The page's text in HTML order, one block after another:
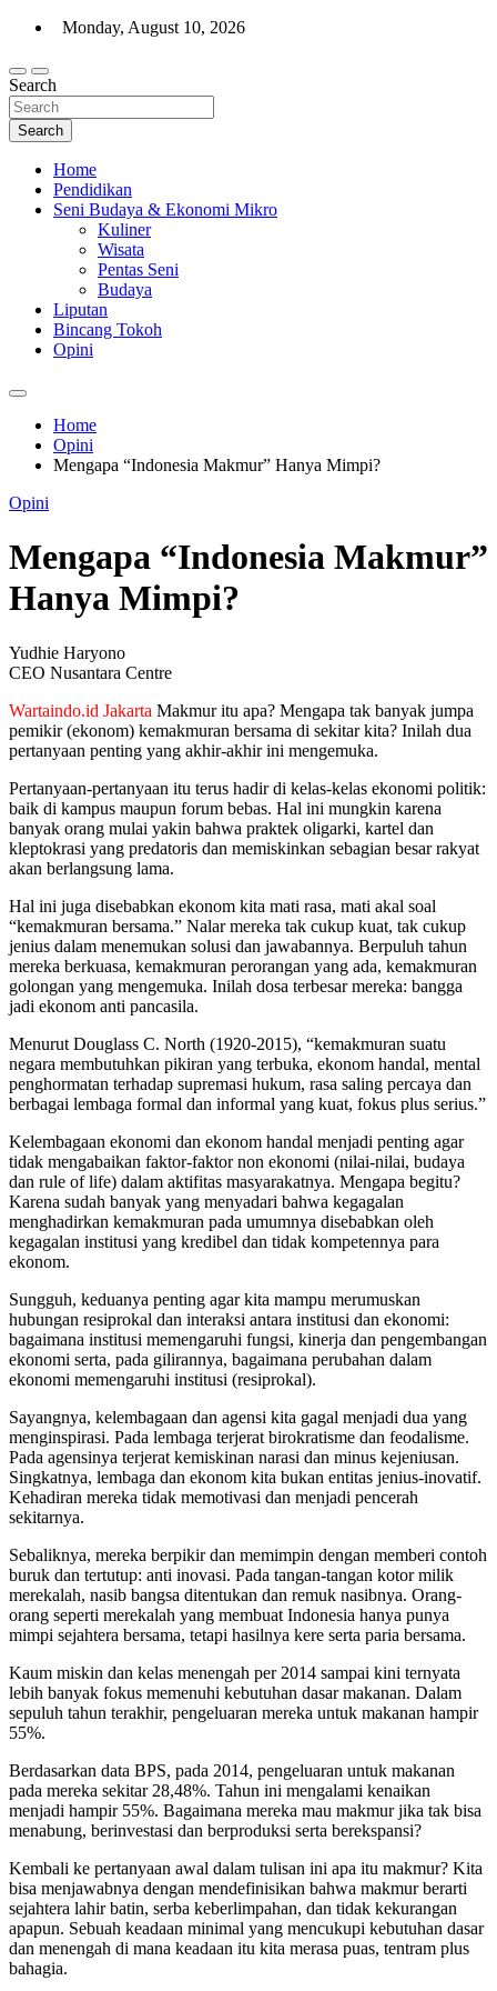
Skip
content
Monday, August 10, 2026
Warta Indo
Search
Search
Home
Pendidikan
Seni Budaya & Ekonomi Mikro
Kuliner
Wisata
Pentas Seni
Budaya
Liputan
Bincang Tokoh
Opini
Home
Opini
Mengapa “Indonesia Makmur” Hanya Mimpi?
Opini
Mengapa “Indonesia Makmur”
Hanya Mimpi?
Yudhie Haryono
CEO Nusantara Centre
Wartaindo.id Jakarta Makmur itu apa? Mengapa tak banyak jumpa
pemikir (ekonom) kemakmuran bersama di sekitar kita? Inilah dua
pertanyaan penting yang akhir-akhir ini mengemuka.
Pertanyaan-pertanyaan itu terus hadir di kelas-kelas ekonomi politik:
baik di kampus maupun forum bebas. Hal ini mungkin karena
banyak orang mulai yakin bahwa praktek oligarki, kartel dan
kleptokrasi yang predatoris dan memiskinkan sebagian besar rakyat
akan berlangsung lama.
Hal ini juga disebabkan ekonom kita mati rasa, mati akal soal
“kemakmuran bersama.” Nalar mereka tak cukup kuat, tak cukup
jenius dalam menemukan solusi dan jawabannya. Berpuluh tahun
mereka berkuasa, kemakmuran perorangan yang ada, kemakmuran
golongan yang mengemuka. Inilah dosa terbesar mereka: bangga
jadi ekonom anti pancasila.
Menurut Douglass C. North (1920-2015), “kemakmuran suatu
negara membutuhkan pikiran yang terbuka, ekonom handal, mental
penghormatan terhadap supremasi hukum, rasa saling percaya dan
berbagai lembaga formal dan informal yang kuat, fokus plus serius.”
Kelembagaan ekonomi dan ekonom handal menjadi penting agar
tidak mengabaikan faktor-faktor non ekonomi (nilai-nilai, budaya
dan rule of life) dalam aktifitas masyarakatnya. Mengapa begitu?
Karena sudah banyak yang menyadari bahwa kegagalan
menghadirkan kemakmuran pada umumnya disebabkan oleh
kegagalan institusi yang kredibel dan tidak kompetennya para
ekonom.
Sungguh, keduanya penting agar kita mampu merumuskan
hubungan resiprokal dan interaksi antara institusi dan ekonomi:
bagaimana institusi memengaruhi fungsi, kinerja dan pengembangan
ekonomi serta, pada gilirannya, bagaimana perubahan dalam
ekonomi memengaruhi institusi (resiprokal).
Sayangnya, kelembagaan dan agensi kita gagal menjadi dua yang
menginspirasi. Pada lembaga terjerat birokratisme dan feodalisme.
Pada agensinya terjerat kemiskinan narasi dan minus kejeniusan.
Singkatnya, lembaga dan ekonom kita bukan entitas jenius-inovatif.
Kehadiran mereka tidak memotivasi dan menjadi pencerah
sekitarnya.
Sebaliknya, mereka berpikir dan memimpin dengan memberi contoh
buruk dan tertutup: anti inovasi. Pada tangan-tangan kotor milik
merekalah, nasib bangsa ditentukan dan remuk nasibnya. Orang-
orang seperti merekalah yang membuat Indonesia hanya punya
mimpi sejahtera bersama, tetapi hasilnya kere serta paria bersama.
Kaum miskin dan kelas menengah per 2014 sampai kini ternyata
lebih banyak fokus memenuhi kebutuhan dasar makanan. Dalam
sepuluh tahun terakhir, pengeluaran mereka untuk makanan hampir
55%.
Berdasarkan data BPS, pada 2014, pengeluaran untuk makanan
pada mereka sekitar 28,48%. Tahun ini mengalami kenaikan
menjadi hampir 55%. Bagaimana mereka mau makmur jika tak bisa
menabung, berinvestasi dan berproduksi serta berekspansi?
Kembali ke pertanyaan awal dalam tulisan ini apa itu makmur? Kita
bisa menjawabnya dengan mendefinisikan bahwa makmur berarti
sejahtera lahir batin, serba keberlimpahan, dan tidak kekurangan
apapun. Sebuah keadaan minimal yang mencukupi kebutuhan dasar
dan menengah di mana keadaan itu kita merasa puas, tentram plus
bahagia.